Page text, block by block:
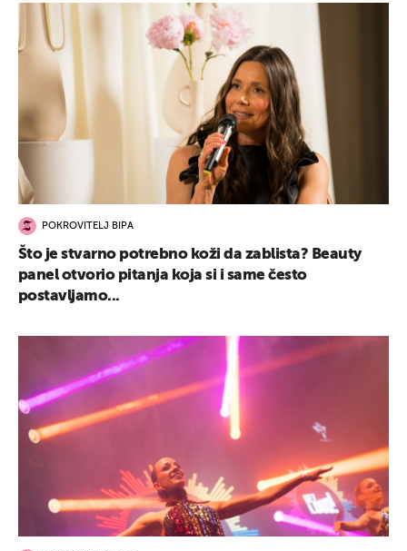
POKROVITELJ BIPA
Što je stvarno potrebno koži da zablista? Beauty
panel otvorio pitanja koja si i same često
postavljamo...